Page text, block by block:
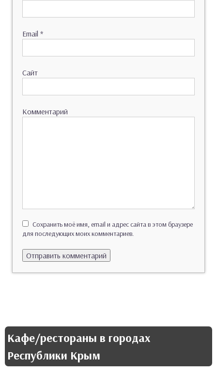
Email *
Сайт
Комментарий
Сохранить моё имя, email и адрес сайта в этом браузере
для последующих моих комментариев.
Кафе/рестораны в городах
Республики Крым